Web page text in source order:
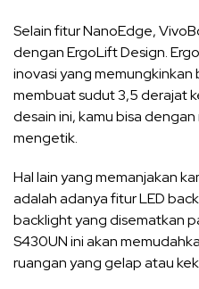
Selain fitur NanoEdge,
denganErgoLift Design.
inovasi yang
membuat sudut 3,5 derajat
desain ini, kamu bisa
mengetik.
Hal lain yang memanjakan
adalah adanya fitur LED
backlight yang disematkan
S430UN ini akan
ruangan yang gelap atau